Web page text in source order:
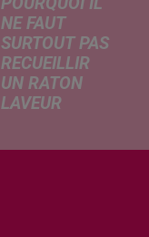
NE FAUT
SURTOUT PAS
RECUEILLIR
UN RATON
LAVEUR
déshydraté au